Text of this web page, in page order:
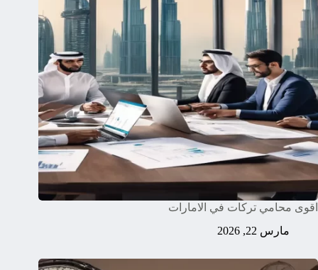
اقوى محامي تركات في الامارات
مارس 22, 2026